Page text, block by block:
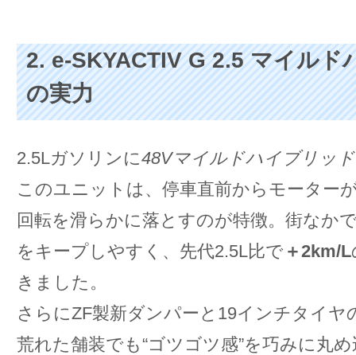
2. e-SKYACTIV G 2.5 マイルド
の実力
2.5Lガソリンに48Vマイルドハイブリッド
このユニットは、停車直前からモーター
回転を滑らかに落とすのが特徴。街なか
をキープしやすく、先代2.5L比で＋2km/L
きました。
さらにZF製新ダンパーと19インチタイヤ
荒れた舗装でも“ゴツゴツ感”を巧みに丸